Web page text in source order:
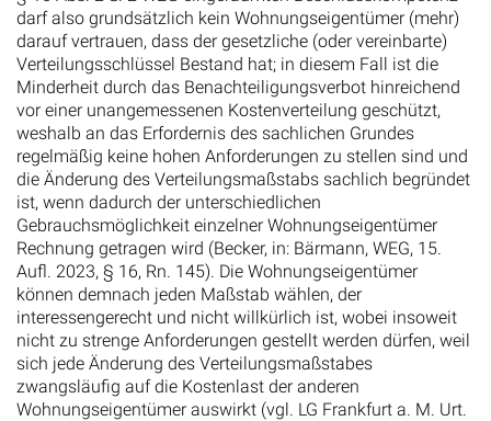
darf also grundsätzlich kein Wohnungseigentümer (mehr)
darauf vertrauen, dass der gesetzliche (oder vereinbarte)
Verteilungsschlüssel Bestand hat; in diesem Fall ist die
Minderheit durch das Benachteiligungsverbot hinreichend
vor einer unangemessenen Kostenverteilung geschützt,
weshalb an das Erfordernis des sachlichen Grundes
regelmäßig keine hohen Anforderungen zu stellen sind und
die Änderung des Verteilungsmaßstabs sachlich begründet
ist, wenn dadurch der unterschiedlichen
Gebrauchsmöglichkeit einzelner Wohnungseigentümer
Rechnung getragen wird (Becker, in: Bärmann, WEG, 15.
Aufl. 2023, § 16, Rn. 145). Die Wohnungseigentümer
können demnach jeden Maßstab wählen, der
interessengerecht und nicht willkürlich ist, wobei insoweit
nicht zu strenge Anforderungen gestellt werden dürfen, weil
sich jede Änderung des Verteilungsmaßstabes
zwangsläufig auf die Kostenlast der anderen
Wohnungseigentümer auswirkt (vgl. LG Frankfurt a. M. Urt.